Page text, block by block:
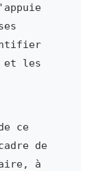
et les
ce
de
à